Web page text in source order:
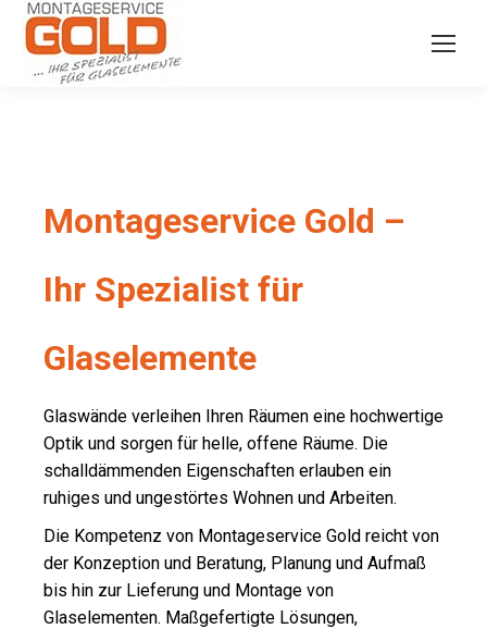
Montageservice Gold –
Ihr Spezialist für
Glaselemente
Glaswände verleihen Ihren Räumen eine hochwertige
Optik und sorgen für helle, offene Räume. Die
schalldämmenden Eigenschaften erlauben ein
ruhiges und ungestörtes Wohnen und Arbeiten.
Die Kompetenz von Montageservice Gold reicht von
der Konzeption und Beratung, Planung und Aufmaß
bis hin zur Lieferung und Montage von
Glaselementen. Maßgefertigte Lösungen,